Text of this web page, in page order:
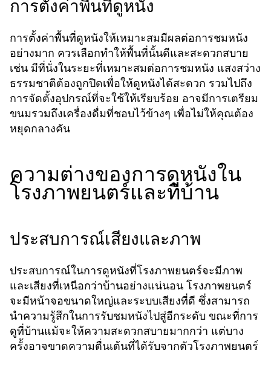
การตั้งค่าพื้นที่ดูหนัง
การตั้งค่าพื้นที่ดูหนังให้เหมาะสมมีผลต่อการชมหนัง
อย่างมาก ควรเลือกทำให้พื้นที่นั้นดีและสะดวกสบาย
เช่น มีที่นั่งในระยะที่เหมาะสมต่อการชมหนัง แสงสว่าง
ธรรมชาติต้องถูกปิดเพื่อให้ดูหนังได้สะดวก รวมไปถึง
การจัดตั้งอุปกรณ์ที่จะใช้ให้เรียบร้อย อาจมีการเตรียม
ขนมรวมถึงเครื่องดื่มที่ชอบไว้ข้างๆ เพื่อไม่ให้คุณต้อง
หยุดกลางคัน
ความต่างของการดูหนังใน
โรงภาพยนตร์และที่บ้าน
ประสบการณ์เสียงและภาพ
ประสบการณ์ในการดูหนังที่โรงภาพยนตร์จะมีภาพ
และเสียงที่เหนือกว่าบ้านอย่างแน่นอน โรงภาพยนตร์
จะมีหน้าจอขนาดใหญ่และระบบเสียงที่ดี ซึ่งสามารถ
นำความรู้สึกในการรับชมหนังไปสู่อีกระดับ ขณะที่การ
ดูที่บ้านแม้จะให้ความสะดวกสบายมากกว่า แต่บาง
ครั้งอาจขาดความตื่นเต้นที่ได้รับจากตัวโรงภาพยนตร์